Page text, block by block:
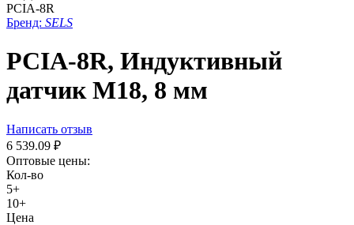
PCIA-8R
Бренд: SELS
PCIA-8R, Индуктивный
датчик М18, 8 мм
Написать отзыв
6 539.09 ₽
Оптовые цены:
Кол-во
5+
10+
Цена